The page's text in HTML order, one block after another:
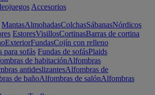
Accesorios
MantasAlmohadasColchasSábanasNórdicos
EstoresVisillosCortinasBarras de cortina
ExteriorFundasCojín con relleno
para sofás Fundas de sofásPlaids
de habitaciónAlfombras
antideslizantesAlfombras de
de bañoAlfombras de salónAlfombras